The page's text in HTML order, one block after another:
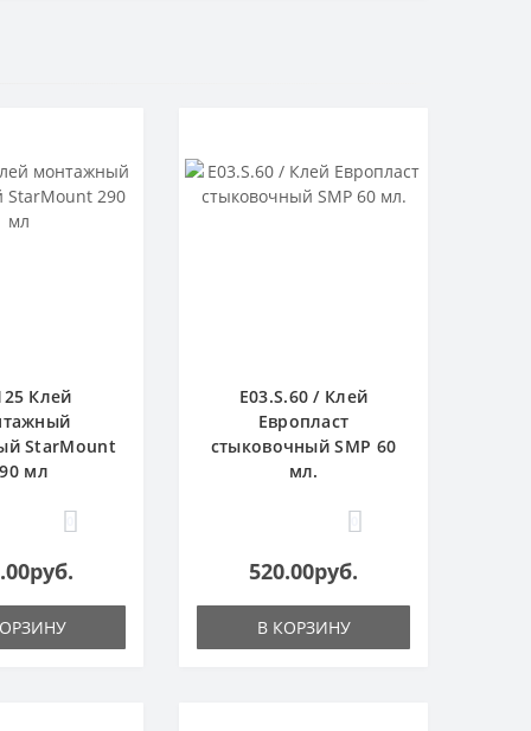
Клей
StarMount
мл
E03.S.60 / Клей
Европласт
стыковочный SMP 60
мл.
520.00руб.
В КОРЗИНУ